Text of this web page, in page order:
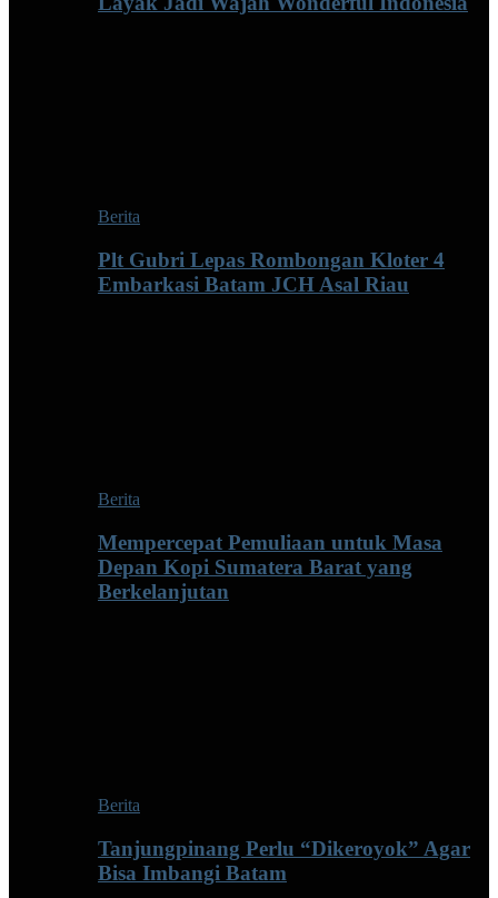
Berita
Plt Gubri Lepas Rombongan Kloter 4
Embarkasi Batam JCH Asal Riau
Berita
Mempercepat Pemuliaan untuk Masa
Depan Kopi Sumatera Barat yang
Berkelanjutan
Berita
Tanjungpinang Perlu “Dikeroyok” Agar
Bisa Imbangi Batam